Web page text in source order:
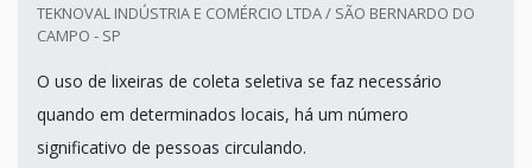
TEKNOVAL INDÚSTRIA E COMÉRCIO LTDA / SÃO BERNARDO DO
CAMPO - SP
O uso de lixeiras de coleta seletiva se faz necessário
quando em determinados locais, há um número
significativo de pessoas circulando.